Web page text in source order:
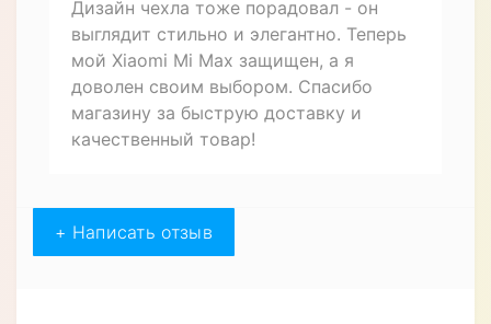
Дизайн чехла тоже порадовал - он
выглядит стильно и элегантно. Теперь
мой Xiaomi Mi Max защищен, а я
доволен своим выбором. Спасибо
магазину за быструю доставку и
качественный товар!
+ Написать отзыв